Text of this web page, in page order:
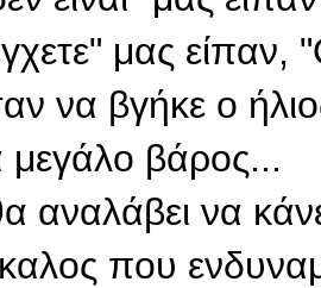
μας είπαν,
να βγήκε ο
μεγάλο βάρος...
αναλάβει να
που